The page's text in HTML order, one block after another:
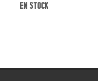
en stock